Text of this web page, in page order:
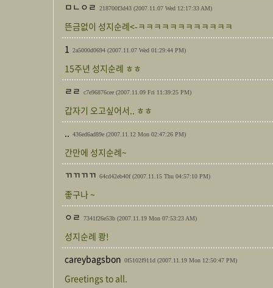
ㅁㄴㅇㄹ
218700f3d43 (2007.11.07 Wed 12:17:33 AM)
뜬금없이 성지순례<-ㅋㅋㅋㅋㅋㅋㅋㅋㅋㅋㅋㅋ
1 2a5000d0694 (2007.11.07 Wed 01:29:44 PM)
15주년 성지순례 ㅎㅎ
ㄹㄹ
c7e96876cee (2007.11.09 Fri 11:39:25 PM)
갑자기 오고싶어서.. ㅎㅎ
.. 436ed6ad89e (2007.11.12 Mon 02:47:26 PM)
간만에 성지순례~
ㄲㄲㄲㄲ 64cd42eb40f (2007.11.15 Thu 04:57:10 PM)
좋구나 ~
ㅇㄹ
7341f26e53b (2007.11.19 Mon 07:53:23 AM)
성지순례 쾅!
careybagsbon 0f5102f911d (2007.11.19 Mon 12:50:47 PM)
Greetings to all.